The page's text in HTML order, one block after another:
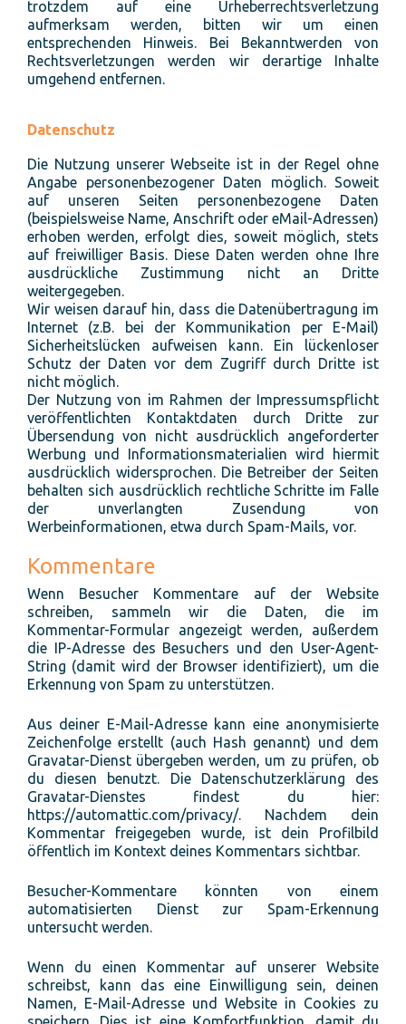
trotzdem auf eine Urheberrechtsverletzung
aufmerksam werden, bitten wir um einen
entsprechenden Hinweis. Bei Bekanntwerden von
Rechtsverletzungen werden wir derartige Inhalte
umgehend entfernen.
Datenschutz
Die Nutzung unserer Webseite ist in der Regel ohne
Angabe personenbezogener Daten möglich. Soweit
auf unseren Seiten personenbezogene Daten
(beispielsweise Name, Anschrift oder eMail-Adressen)
erhoben werden, erfolgt dies, soweit möglich, stets
auf freiwilliger Basis. Diese Daten werden ohne Ihre
ausdrückliche Zustimmung nicht an Dritte
weitergegeben.
Wir weisen darauf hin, dass die Datenübertragung im
Internet (z.B. bei der Kommunikation per E-Mail)
Sicherheitslücken aufweisen kann. Ein lückenloser
Schutz der Daten vor dem Zugriff durch Dritte ist
nicht möglich.
Der Nutzung von im Rahmen der Impressumspflicht
veröffentlichten Kontaktdaten durch Dritte zur
Übersendung von nicht ausdrücklich angeforderter
Werbung und Informationsmaterialien wird hiermit
ausdrücklich widersprochen. Die Betreiber der Seiten
behalten sich ausdrücklich rechtliche Schritte im Falle
der unverlangten Zusendung von
Werbeinformationen, etwa durch Spam-Mails, vor.
Kommentare
Wenn Besucher Kommentare auf der Website
schreiben, sammeln wir die Daten, die im
Kommentar-Formular angezeigt werden, außerdem
die IP-Adresse des Besuchers und den User-Agent-
String (damit wird der Browser identifiziert), um die
Erkennung von Spam zu unterstützen.
Aus deiner E-Mail-Adresse kann eine anonymisierte
Zeichenfolge erstellt (auch Hash genannt) und dem
Gravatar-Dienst übergeben werden, um zu prüfen, ob
du diesen benutzt. Die Datenschutzerklärung des
Gravatar-Dienstes findest du hier:
https://automattic.com/privacy/. Nachdem dein
Kommentar freigegeben wurde, ist dein Profilbild
öffentlich im Kontext deines Kommentars sichtbar.
Besucher-Kommentare könnten von einem
automatisierten Dienst zur Spam-Erkennung
untersucht werden.
Wenn du einen Kommentar auf unserer Website
schreibst, kann das eine Einwilligung sein, deinen
Namen, E-Mail-Adresse und Website in Cookies zu